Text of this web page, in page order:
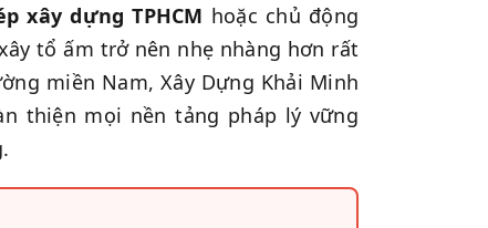
xây dựng TPHCM hoặc chủ động
tổ ấm trở nên nhẹ nhàng hơn rất
miền Nam, Xây Dựng Khải Minh
thiện mọi nền tảng pháp lý vững